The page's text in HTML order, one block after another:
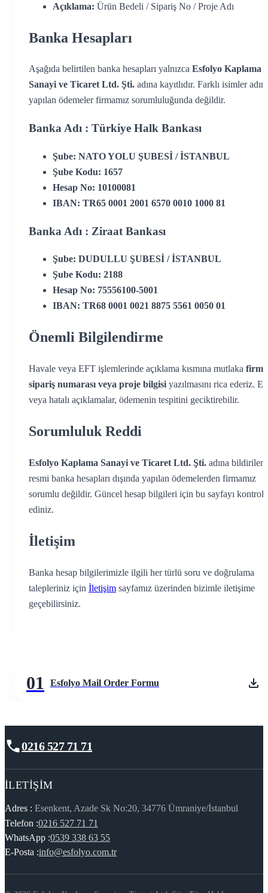
Açıklama: Ürün Bedeli / Sipariş No / Proje Adı
Banka Hesapları
Aşağıda belirtilen banka hesapları yalnızca Esfolyo Kaplama
Sanayi ve Ticaret Ltd. Şti. adına kayıtlıdır. Farklı isimler
yapılan ödemeler firmamız sorumluluğunda değildir.
Banka Adı : Türkiye Halk Bankası
Şube: NATO YOLU ŞUBESİ / İSTANBUL
Şube Kodu: 1657
Hesap No: 10100081
IBAN: TR65 0001 2001 6570 0010 1000 81
Banka Adı : Ziraat Bankası
Şube: DUDULLU ŞUBESİ / İSTANBUL
Şube Kodu: 2188
Hesap No: 75556100-5001
IBAN: TR68 0001 0021 8875 5561 0050 01
Önemli Bilgilendirme
Havale veya EFT işlemlerinde açıklama kısmına mutlaka firma
sipariş numarası veya proje bilgisi yazılmasını rica ederiz.
veya hatalı açıklamalar, ödemenin tespitini geciktirebilir.
Sorumluluk Reddi
Esfolyo Kaplama Sanayi ve Ticaret Ltd. Şti. adına bildirilen
resmi banka hesapları dışında yapılan ödemelerden firmamız
sorumlu değildir. Güncel hesap bilgileri için bu sayfayı kontrol
ediniz.
İletişim
Banka hesap bilgilerimizle ilgili her türlü soru ve doğrulama
talepleriniz için İletişim sayfamız üzerinden bizimle iletişime
geçebilirsiniz.
01 Esfolyo Mail Order Formu
0216 527 71 71
İLETIŞIM
Adres : Esenkent, Azade Sk No:20, 34776 Ümraniye/İstanbul
Telefon :0216 527 71 71
WhatsApp :0539 338 63 55
E-Posta :info@esfolyo.com.tr